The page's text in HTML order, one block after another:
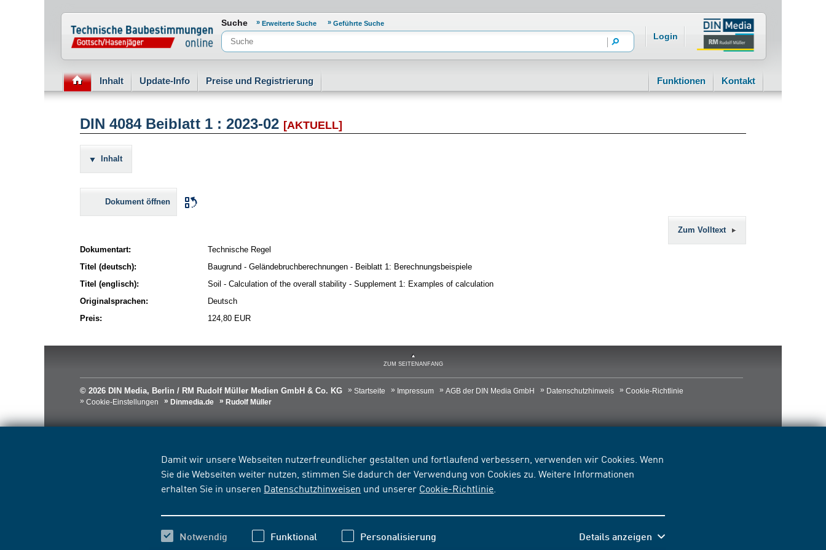
Damit wir unsere Webseiten nutzerfreundlicher gestalten und fortlaufend verbessern, verwenden wir Cookies. Wenn
Sie die Webseiten weiter nutzen, stimmen Sie dadurch der Verwendung von Cookies zu. Weitere Informationen
erhalten Sie in unseren Datenschutzhinweisen und unserer Cookie-Richtlinie
Notwendig Funktional Personalisierung Details anzeigen
Normenportal Barrierefreiheit
Suche Erweiterte Suche Geführte Suche
Login
Inhalt Update-Info Preise und Registrierung Funktionen Kontakt
DIN 4084 Beiblatt 1 : 2023-02 [AKTUELL]
Inhalt
Dokument öffnen
Zum Volltext
Dokumentart:
Technische Regel
Titel (deutsch):
Baugrund - Geländebruchberechnungen - Beiblatt 1: Berechnungsbeispiele
Titel (englisch):
Soil - Calculation of the overall stability - Supplement 1: Examples of calculation
Originalsprachen:
Deutsch
Preis:
124,80 EUR
ZUM SEITENANFANG
© 2026 DIN Media, Berlin / RM Rudolf Müller Medien GmbH & Co. KG Startseite Impressum AGB der DIN Media GmbH Datenschutzhinweis
Cookie-Richtlinie
Cookie-Einstellungen
Dinmedia.de Rudolf Müller